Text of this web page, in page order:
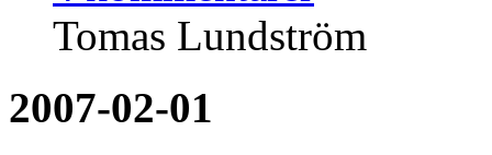
Tomas Lundström
2007-02-01